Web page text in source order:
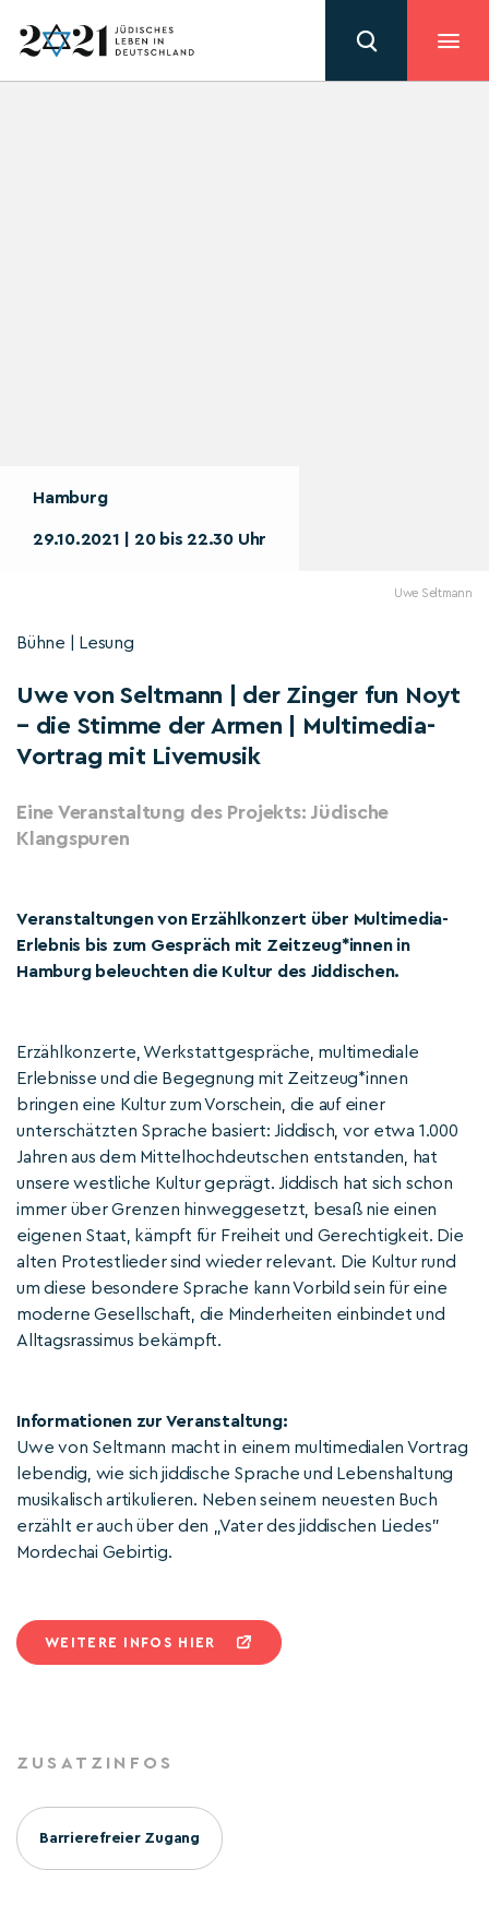
Hamburg
29.10.2021 | 20 bis 22.30 Uhr
Uwe Seltmann
Bühne | Lesung
Uwe von Seltmann | der Zinger fun Noyt
– die Stimme der Armen | Multimedia-
Vortrag mit Livemusik
Eine Veranstaltung des Projekts: Jüdische
Klangspuren
Veranstaltungen von Erzählkonzert über Multimedia-
Erlebnis bis zum Gespräch mit Zeitzeug*innen in
Hamburg beleuchten die Kultur des Jiddischen.
Erzählkonzerte, Werkstattgespräche, multimediale
Erlebnisse und die Begegnung mit Zeitzeug*innen
bringen eine Kultur zum Vorschein, die auf einer
unterschätzten Sprache basiert: Jiddisch, vor etwa 1.000
Jahren aus dem Mittelhochdeutschen entstanden, hat
unsere westliche Kultur geprägt. Jiddisch hat sich schon
immer über Grenzen hinweggesetzt, besaß nie einen
eigenen Staat, kämpft für Freiheit und Gerechtigkeit. Die
alten Protestlieder sind wieder relevant. Die Kultur rund
um diese besondere Sprache kann Vorbild sein für eine
moderne Gesellschaft, die Minderheiten einbindet und
Alltagsrassimus bekämpft.
Informationen zur Veranstaltung:
Uwe von Seltmann macht in einem multimedialen Vortrag
lebendig, wie sich jiddische Sprache und Lebenshaltung
musikalisch artikulieren. Neben seinem neuesten Buch
erzählt er auch über den „Vater des jiddischen Liedes"
Mordechai Gebirtig.
WEITERE INFOS HIER
ZUSATZINFOS
Barrierefreier Zugang